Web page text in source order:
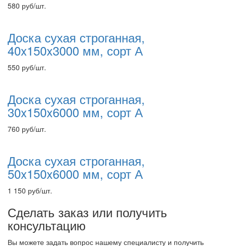
580 руб/шт.
Доска сухая строганная,
40x150x3000 мм, сорт А
550 руб/шт.
Доска сухая строганная,
30x150x6000 мм, сорт А
760 руб/шт.
Доска сухая строганная,
50x150x6000 мм, сорт А
1 150 руб/шт.
Сделать заказ или получить
консультацию
Вы можете задать вопрос нашему специалисту и получить